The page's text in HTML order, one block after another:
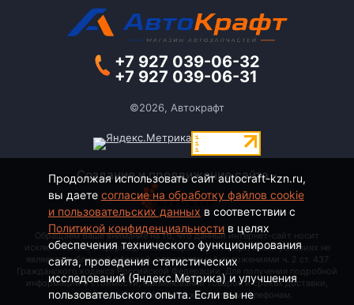
+7 927 039-06-32
+7 927 039-06-31
©2026, Автокрафт
Создание и продвижение сайта -
Обращаем Ваше внимание на то, что данный интернет-сайт носит
исключительно информационный характер и ни при каких условиях не
является публичной офертой, определяемой положениями ч. 2 ст. 437
Гражданского кодекса Российской Федерации. Для получения подробной
информации о стоимости, наименовании товаров и сроках доставки,
пожалуйста, обращайтесь по контактным телефонам.
Продолжая использовать сайт autocraft-kzn.ru,
вы даете согласие на обработку файлов cookie
и пользовательских данных в соответствии с
Политикой конфиденциальностив целях
обеспечения технического функционирования
сайта, проведения статистических
исследований (Яндекс.Метрика) и улучшения
пользовательского опыта. Если вы не